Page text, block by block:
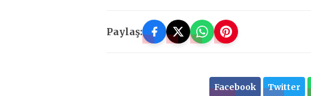
Paylaş:
Facebook Twitter